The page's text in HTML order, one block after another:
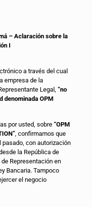
– Aclaración sobre la
I
a través del cual
empresa de la
Legal, “no
denominada OPM
por usted, sobre “OPM
, confirmamos que
pasado, con autorización
la República de
Representación en
Bancaria. Tampoco
el negocio